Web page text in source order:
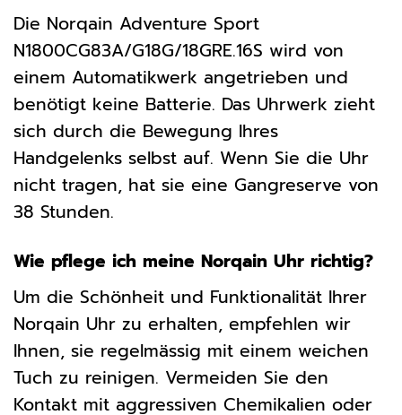
Die Norqain Adventure Sport
N1800CG83A/G18G/18GRE.16S wird von
einem Automatikwerk angetrieben und
benötigt keine Batterie. Das Uhrwerk zieht
sich durch die Bewegung Ihres
Handgelenks selbst auf. Wenn Sie die Uhr
nicht tragen, hat sie eine Gangreserve von
38 Stunden.
Wie pflege ich meine Norqain Uhr richtig?
Um die Schönheit und Funktionalität Ihrer
Norqain Uhr zu erhalten, empfehlen wir
Ihnen, sie regelmässig mit einem weichen
Tuch zu reinigen. Vermeiden Sie den
Kontakt mit aggressiven Chemikalien oder